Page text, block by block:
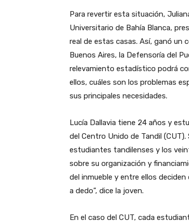
Para revertir esta situación,
Universitario de Bahía Blanca,
real de estas casas. Así, ganó un
Buenos Aires, la Defensoría del
relevamiento estadístico podrá
ellos, cuáles son los problemas
sus principales necesidades.
Lucía Dallavia tiene 24 años y
del Centro Unido de Tandil
estudiantes tandilenses y los
sobre su organización y
del inmueble y entre ellos
a dedo”, dice la joven.
En el caso del CUT, cada